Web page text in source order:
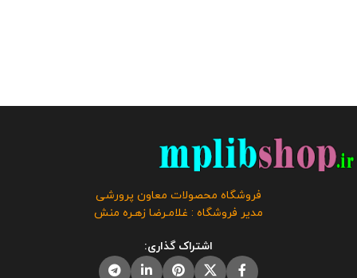
فروشگاه محصولات معاون پرورشی
مدیر فروشگاه : غلامـرضا زهـره منش
اشتراک گذاری: